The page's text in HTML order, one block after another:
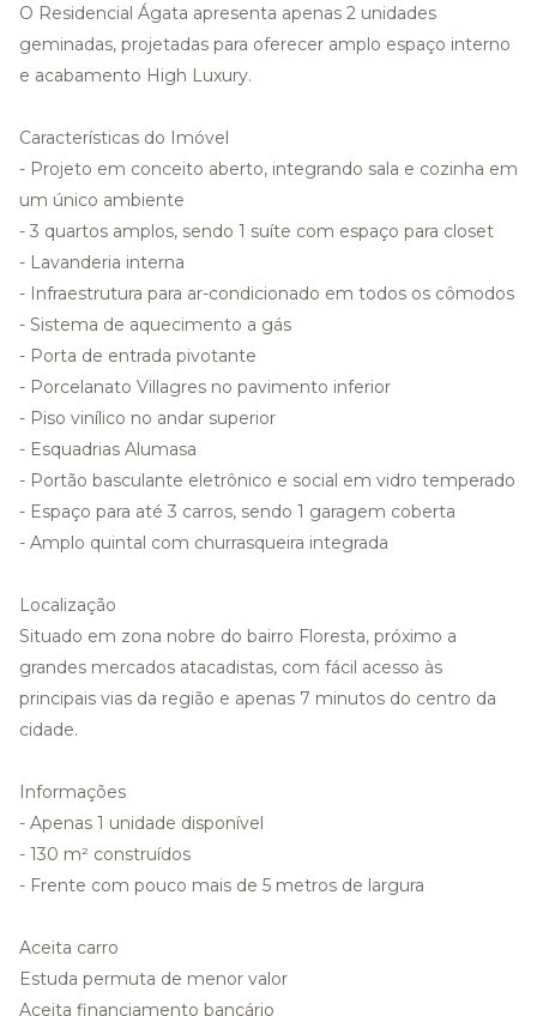
O Residencial Ágata apresenta apenas 2 unidades
geminadas, projetadas para oferecer amplo espaço interno
e acabamento High Luxury.
Características do Imóvel
- Projeto em conceito aberto, integrando sala e cozinha em
um único ambiente
- 3 quartos amplos, sendo 1 suíte com espaço para closet
- Lavanderia interna
- Infraestrutura para ar-condicionado em todos os cômodos
- Sistema de aquecimento a gás
- Porta de entrada pivotante
- Porcelanato Villagres no pavimento inferior
- Piso vinílico no andar superior
- Esquadrias Alumasa
- Portão basculante eletrônico e social em vidro temperado
- Espaço para até 3 carros, sendo 1 garagem coberta
- Amplo quintal com churrasqueira integrada
Localização
Situado em zona nobre do bairro Floresta, próximo a
grandes mercados atacadistas, com fácil acesso às
principais vias da região e apenas 7 minutos do centro da
cidade.
Informações
- Apenas 1 unidade disponível
- 130 m² construídos
- Frente com pouco mais de 5 metros de largura
Aceita carro
Estuda permuta de menor valor
Aceita financiamento bancário